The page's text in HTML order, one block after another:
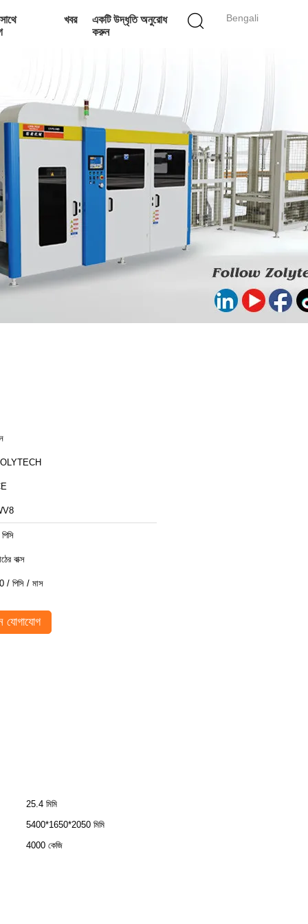
Bengali
খবর
একটি উদ্ধৃতি অনুরোধ
করুন
বাক্স
/ পিসি / মাস
25.4 মিমি
5400*1650*2050 মিমি
4000 কেজি